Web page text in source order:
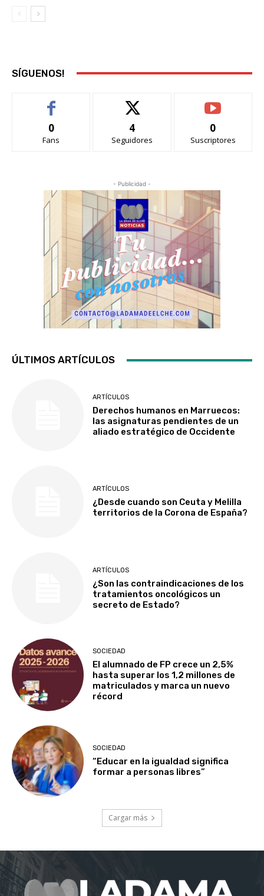
SÍGUENOS!
0
Fans
4
Seguidores
0
Suscriptores
- Publicidad -
ÚLTIMOS ARTÍCULOS
ARTÍCULOS
Derechos humanos en Marruecos:
las asignaturas pendientes de un
aliado estratégico de Occidente
ARTÍCULOS
¿Desde cuando son Ceuta y Melilla
territorios de la Corona de España?
ARTÍCULOS
¿Son las contraindicaciones de los
tratamientos oncológicos un
secreto de Estado?
SOCIEDAD
El alumnado de FP crece un 2,5%
hasta superar los 1,2 millones de
matriculados y marca un nuevo
récord
SOCIEDAD
“Educar en la igualdad significa
formar a personas libres”
Cargar más